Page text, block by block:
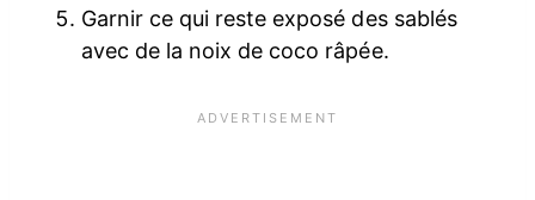
Garnir ce qui reste exposé des sablés
avec de la noix de coco râpée.